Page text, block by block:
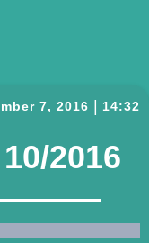
7, 2016 14:32
2016